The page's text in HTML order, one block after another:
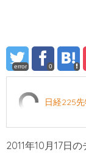
error 0
日経225
2011年10月17日